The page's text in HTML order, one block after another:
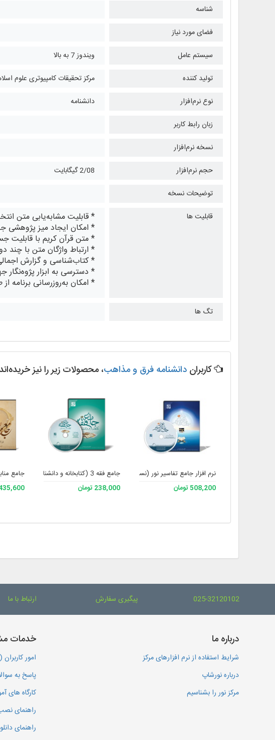
شناسه
فضای مورد نیاز
سیستم عامل
ویندوز 7 به بالا
تولید کننده
مرکز تحقیقات کامپیوتری علوم
نوع نرم‌افزار
دانشنامه
زبان رابط کاربر
نسخه نرم‌افزار
حجم نرم‌افزار
2/08 گیگابایت
توضیحات نسخه
قابلیت ها
* قابلیت مشابه‌‎یابی متن انتخابی با امکان تعیین درصد تشابه
* امکان ایجاد میز پژوهشی
* متن قرآن کریم با قابلیت
* ارتباط واژگان متن با
* کتاب‌شناسی و گزارش
* دسترسی به ابزار
* امکان به‌روزرسانی برنامه
تگ ها
کاربراندانشنامه فرق و مذاهب، محصولات زیر را نیز
نرم افزار جامع تفاسیر نور (نسخه 4)
508,200 تومان
جامع فقه 3 (کتابخانه و دانشنامه تخصصی فقه)
238,000 تومان
جامع
435,600
025-32120102 پیگیری سفارش ارتباط با ما
درباره ما
شرایط استفاده از نرم افزارهای مرکز
درباره نورشاپ
مرکز نور را بشناسیم
خدمات
امور
پاسخ به
کارگاه های
راهنمای
راهنمای